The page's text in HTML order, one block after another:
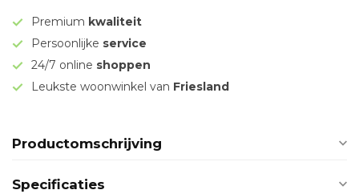
Premium kwaliteit
Persoonlijke service
24/7 online shoppen
Leukste woonwinkel van Friesland
Productomschrijving
Specificaties